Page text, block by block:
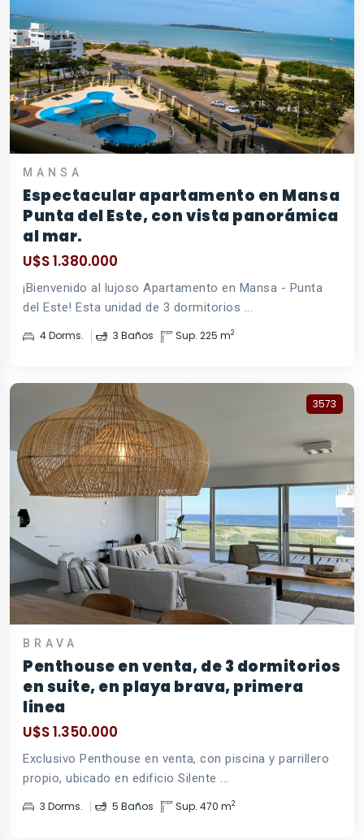
MANSA
Espectacular apartamento en Mansa
Punta del Este, con vista panorámica
al mar.
U$S 1.380.000
¡Bienvenido al lujoso Apartamento en Mansa - Punta
del Este! Esta unidad de 3 dormitorios ...
4 Dorms. 3 Baños Sup. 225 m2
3573
BRAVA
Penthouse en venta, de 3 dormitorios
en suite, en playa brava, primera
linea
U$S 1.350.000
Exclusivo Penthouse en venta, con piscina y parrillero
propio, ubicado en edificio Silente ...
3 Dorms. 5 Baños Sup. 470 m2